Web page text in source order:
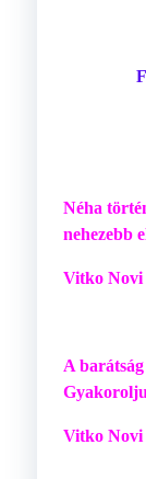
Néha
nehezebb
Vitko Novi
A
Vitko Novi